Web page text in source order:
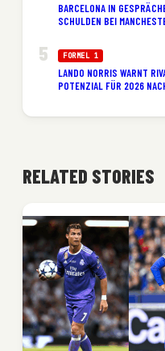
BARCELONA IN
SCHULDEN BEI
FORMEL 1
LANDO NORRIS WARNT
POTENZIAL FÜR 2026
RELATED STORIES